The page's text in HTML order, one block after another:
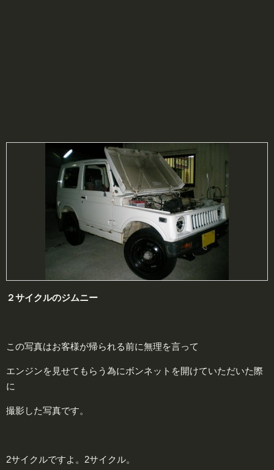
２サイクルのジムニー
この写真はお客様が帰られる前に無理を言って
エンジンを見せてもらう為にボンネットを開けていただいた際
に
撮影した写真です。
2サイクルですよ。2サイクル。